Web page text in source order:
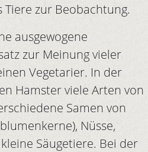
zur Beobachtung.
ausgewogene
zur Meinung vieler
Vegetarier. In der
Hamster viele Arten von
Samen von
Nüsse,
Säugetiere. Bei der